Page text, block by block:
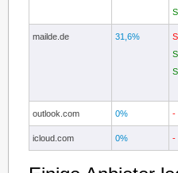
mailde.de 31,6%
outlook.com 0% -
icloud.com 0% -